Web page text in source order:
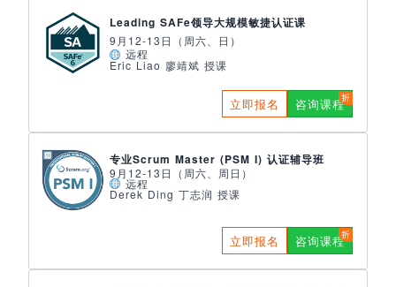
Leading SAFe领导大规模敏捷认证课
9月12-13日（周六、日）
远程
Eric Liao 廖靖斌 授课
立即报名 咨询课程
专业Scrum Master (PSM I) 认证辅导班
9月12-13日（周六、周日）
远程
Derek Ding 丁志润 授课
立即报名 咨询课程